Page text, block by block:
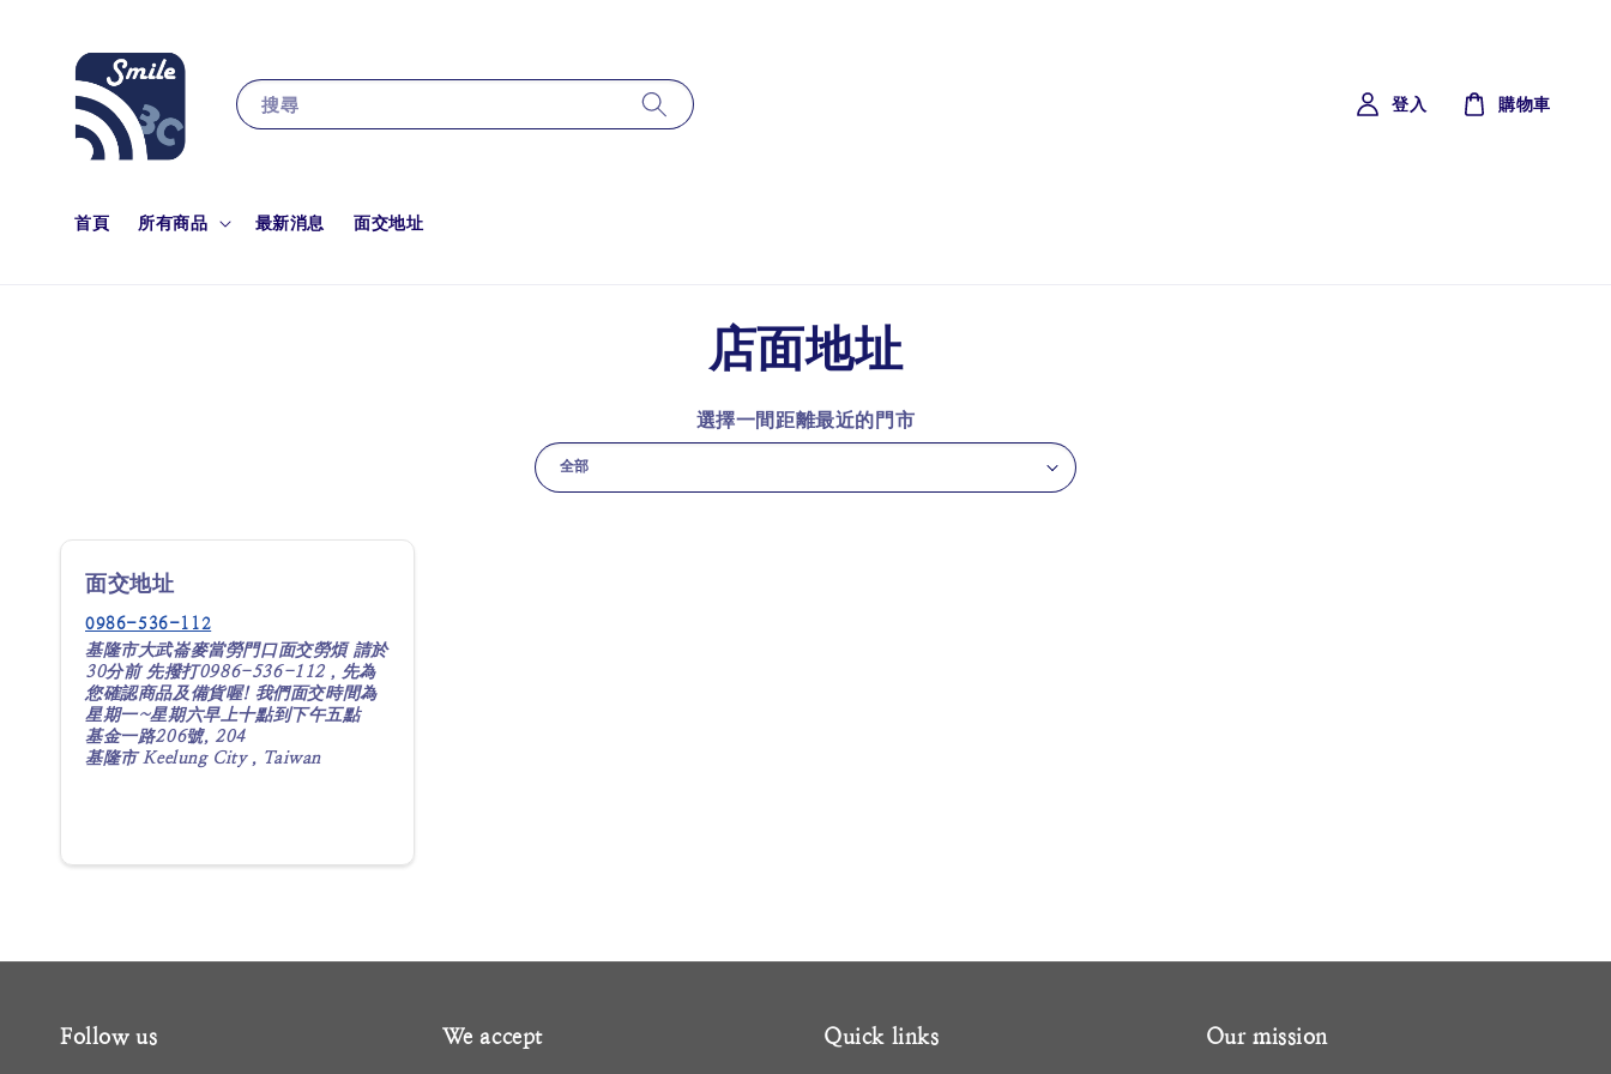
搜尋
首頁 所有商品 最新消息 面交地址
登入 購物車
店面地址
選擇一間距離最近的門市
面交地址
0986-536-112
基隆市大武崙麥當勞門口面交勞煩 請於
30分前 先撥打0986-536-112，先為
您確認商品及備貨喔! 我們面交時間為
星期一~星期六早上十點到下午五點
基金一路206號, 204
基隆市 Keelung City , Taiwan
Follow us We accept Quick links Our mission